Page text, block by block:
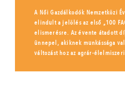
A Női Gazdálkodók Nemzetközi
elindult a jelölés az első „100
elismerésre. Az évente átadott
ünnepel, akiknek munkássága
változást hoz az agrár-